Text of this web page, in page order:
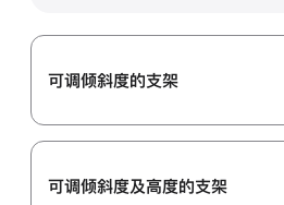
可调倾斜度的支架
可调倾斜度及高‍度的支‍架